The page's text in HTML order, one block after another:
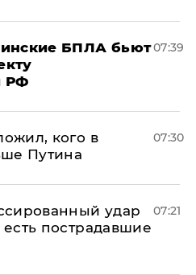
БПЛА бьют
РФ
07:39
кого в
Путина
07:30
удар
пострадавшие
07:21